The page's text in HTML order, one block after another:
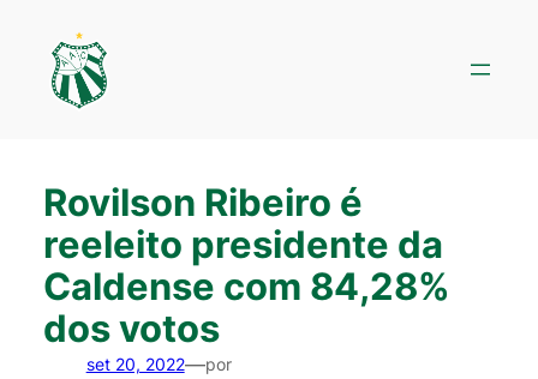
conteúdo
Rovilson Ribeiro é
reeleito presidente da
Caldense com 84,28%
dos votos
set 20, 2022—por